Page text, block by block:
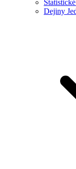
Dejiny